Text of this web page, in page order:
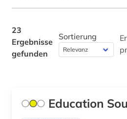
23
Ergebnisse
gefunden
Sortierung
Education